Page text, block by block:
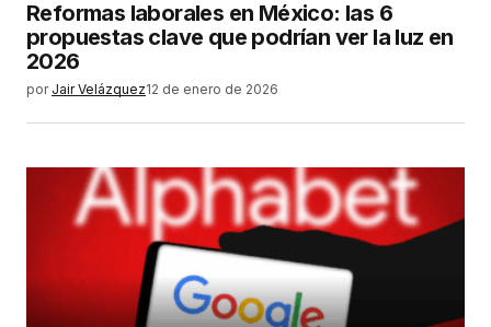
Reformas laborales en México: las 6
propuestas clave que podrían ver la luz en
2026
por Jair Velázquez12 de enero de 2026